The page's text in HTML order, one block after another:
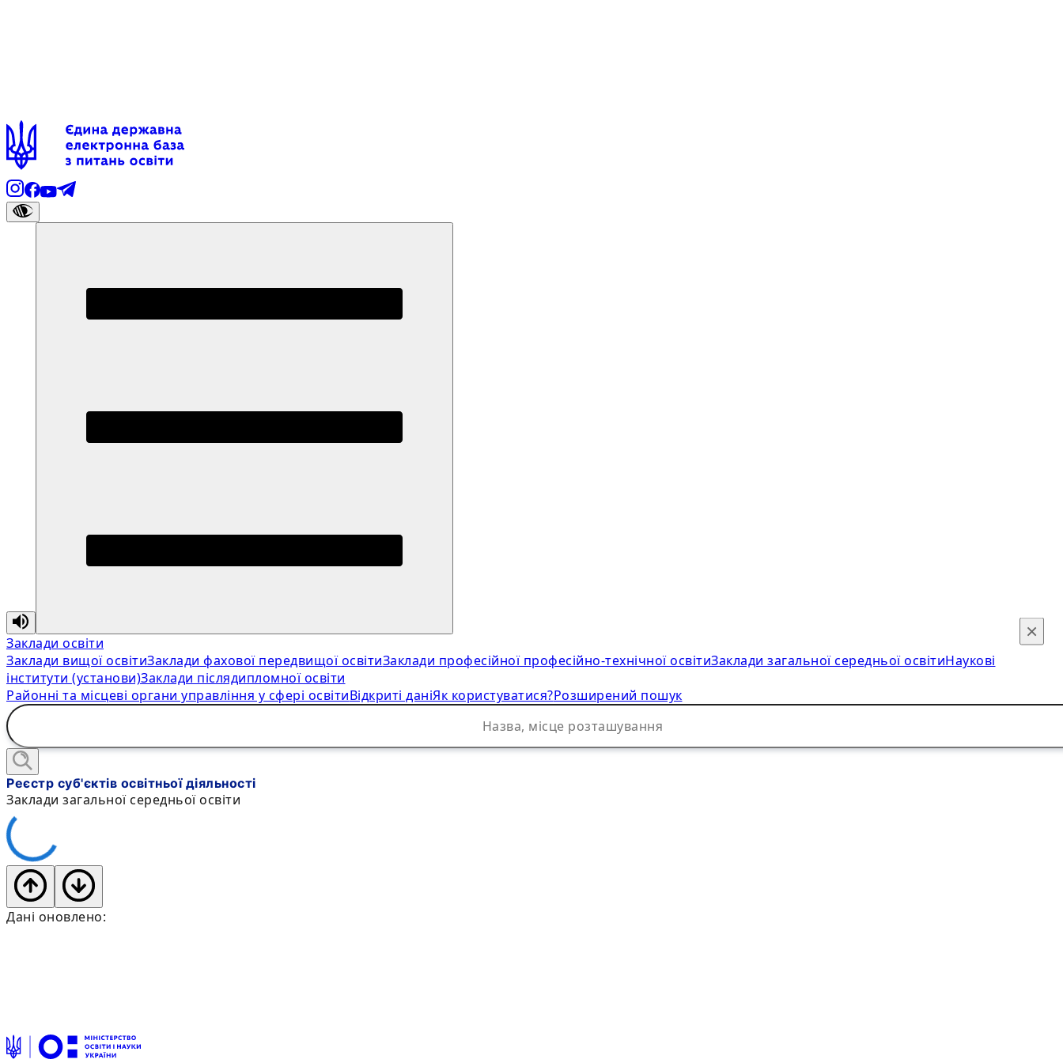
Заклади освіти
Заклади вищої освітиЗаклади фахової передвищої освітиЗаклади професійної професійно-технічної освітиЗаклади загальної середньої освітиНаукові
інститути (установи)Заклади післядипломної освіти
Районні та місцеві органи управління у сфері освітиВідкриті даніЯк користуватися?Розширений пошук
×
Реєстр суб'єктів освітньої діяльності
Заклади загальної середньої освіти
Дані оновлено: